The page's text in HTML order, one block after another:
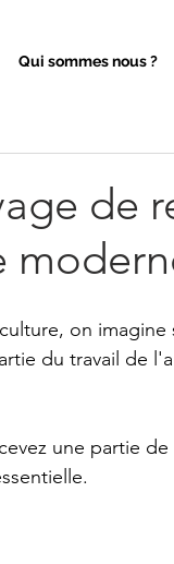
Qui sommes nous ?
de
on
du travail de
une partie